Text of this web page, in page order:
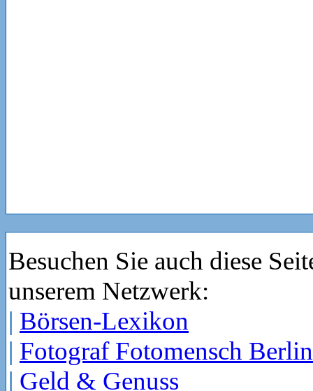
Besuchen Sie auch diese
unserem Netzwerk:
| Börsen-Lexikon
| Fotograf Fotomensch Berlin
| Geld & Genuss